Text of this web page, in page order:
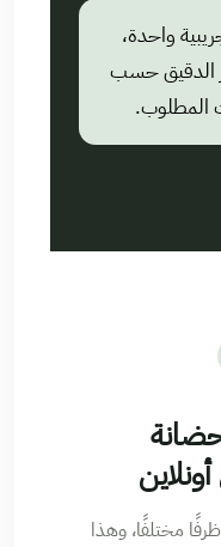
واحدة،
الدقيق حسب
المطلوب.
حضانة
مختلفًا، وهذا